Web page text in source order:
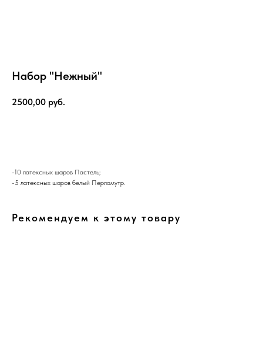
Набор "Нежный"
2500,00 руб.
-10 латексных шаров Пастель;
-5 латексных шаров белый Перламутр.
Рекомендуем к этому товару